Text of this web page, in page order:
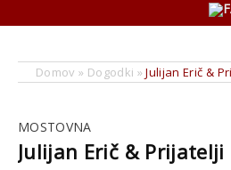
Domov » Dogodki »Julijan Erič &
MOSTOVNA
Julijan Erič & Prijatelji